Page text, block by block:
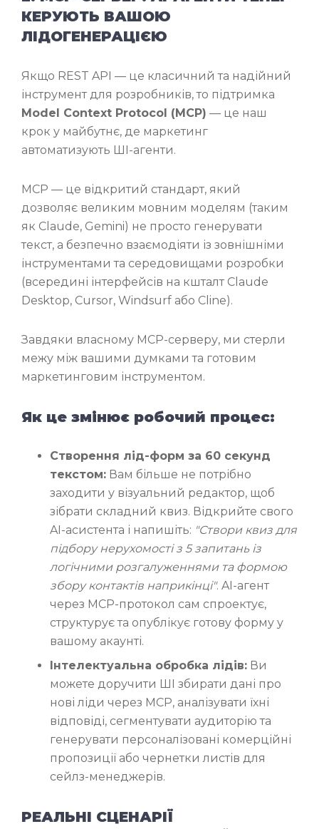
КЕРУЮТЬ ВАШОЮ
ЛІДОГЕНЕРАЦІЄЮ
Якщо REST API — це класичний та надійний
інструмент для розробників, то підтримка
Model Context Protocol (MCP) — це наш
крок у майбутнє, де маркетинг
автоматизують ШІ-агенти.
MCP — це відкритий стандарт, який
дозволяє великим мовним моделям (таким
як Claude, Gemini) не просто генерувати
текст, а безпечно взаємодіяти із зовнішніми
інструментами та середовищами розробки
(всередині інтерфейсів на кшталт Claude
Desktop, Cursor, Windsurf або Cline).
Завдяки власному MCP-серверу, ми стерли
межу між вашими думками та готовим
маркетинговим інструментом.
Як це змінює робочий процес:
Створення лід-форм за 60 секунд
текстом: Вам більше не потрібно
заходити у візуальний редактор, щоб
зібрати складний квиз. Відкрийте свого
AI-асистента і напишіть: "Створи квиз для
підбору нерухомості з 5 запитань із
логічними розгалуженнями та формою
збору контактів наприкінці". AI-агент
через MCP-протокол сам спроектує,
структурує та опублікує готову форму у
вашому акаунті.
Інтелектуальна обробка лідів: Ви
можете доручити ШІ збирати дані про
нові ліди через MCP, аналізувати їхні
відповіді, сегментувати аудиторію та
генерувати персоналізовані комерційні
пропозиції або чернетки листів для
сейлз-менеджерів.
РЕАЛЬНІ СЦЕНАРІЇ